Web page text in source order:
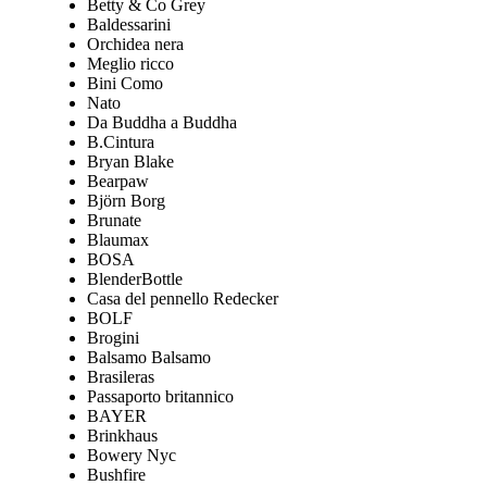
Betty & Co Grey
Baldessarini
Orchidea nera
Meglio ricco
Bini Como
Nato
Da Buddha a Buddha
B.Cintura
Bryan Blake
Bearpaw
Björn Borg
Brunate
Blaumax
BOSA
BlenderBottle
Casa del pennello Redecker
BOLF
Brogini
Balsamo Balsamo
Brasileras
Passaporto britannico
BAYER
Brinkhaus
Bowery Nyc
Bushfire